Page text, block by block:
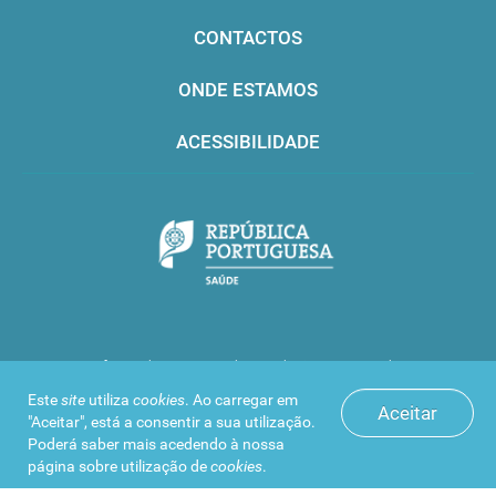
prejuízo de o mesmo solicitar assistência do
grosso, notificar a sua autoridade competente.
Quando notificar
menos, 6 meses de antecedência à interrupção
de abastecimento ou cessação da
comercialização prevista pelo fabricante, salvo
planeadas, é encorajado que a notificação seja
confirmada pelo fabricante.
Como notificar
Aceitar
Estesite utiliza cookies. Ao carregar em
"Aceitar", está a consentir a sua utilização.
Poderá saber mais acedendo à nossa
página sobre utilização decookies.
CONTACTOS
ONDE ESTAMOS
ACESSIBILIDADE
Infarmed © 2016. Todos os direitos reservados